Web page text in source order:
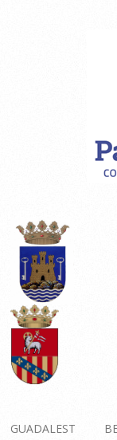
EL
GUADALEST